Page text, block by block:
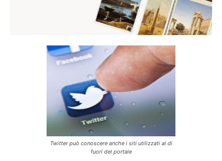
Twitter può conoscere anche i siti utilizzati al di
fuori del portale